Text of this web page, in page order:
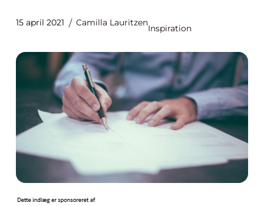
15 april 2021 Camilla Lauritzen
Inspiration